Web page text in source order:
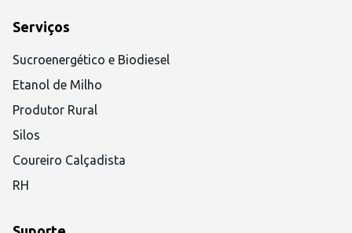
Serviços
Sucroenergético e Biodiesel
Etanol de Milho
Produtor Rural
Silos
Coureiro Calçadista
RH